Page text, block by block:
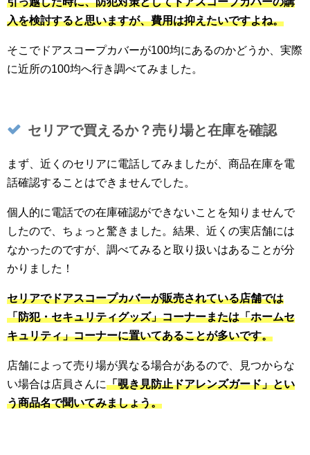
入を検討すると思いますが、費用は抑えたいですよね。
そこでドアスコープカバーが100均にあるのかどうか、実際
に近所の100均へ行き調べてみました。
セリアで買えるか？売り場と在庫を確認
まず、近くのセリアに電話してみましたが、商品在庫を電
話確認することはできませんでした。
個人的に電話での在庫確認ができないことを知りませんで
したので、ちょっと驚きました。結果、近くの実店舗には
なかったのですが、調べてみると取り扱いはあることが分
かりました！
セリアでドアスコープカバーが販売されている店舗では
「防犯・セキュリティグッズ」コーナーまたは「ホームセ
キュリティ」コーナーに置いてあることが多いです。
店舗によって売り場が異なる場合があるので、見つからな
い場合は店員さんに「覗き見防止ドアレンズガード」とい
う商品名で聞いてみましょう。